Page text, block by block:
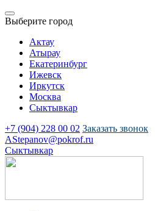
Выберите город
Актау
Атырау
Екатеринбург
Ижевск
Иркутск
Москва
Сыктывкар
+7 (904) 228 00 02 Заказать звонок
AStepanov@pokrof.ru
Сыктывкар